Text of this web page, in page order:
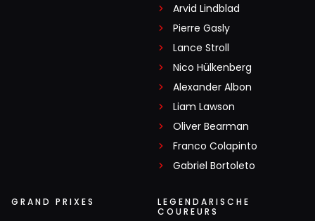
Arvid Lindblad
Pierre Gasly
Lance Stroll
Nico Hülkenberg
Alexander Albon
Liam Lawson
Oliver Bearman
Franco Colapinto
Gabriel Bortoleto
GRAND PRIXES
LEGENDARISCHE
COUREURS